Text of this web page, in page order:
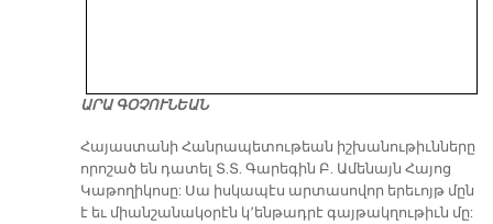
ԱՐԱ ԳՕՉՈՒՆԵԱՆ
​Հայաստանի Հանրապետութեան իշխանութիւնները
որոշած են դատել Տ.Տ. Գարեգին Բ. Ամենայն Հայոց
Կաթողիկոսը: Սա իսկապէս արտասովոր երեւոյթ մըն
է եւ միանշանակօրէն կ՚ենթադրէ գայթակղութիւն մը: